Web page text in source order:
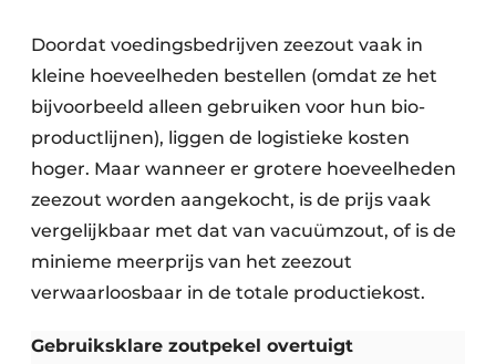
Doordat voedingsbedrijven zeezout vaak in
kleine hoeveelheden bestellen (omdat ze het
bijvoorbeeld alleen gebruiken voor hun bio-
productlijnen), liggen de logistieke kosten
hoger. Maar wanneer er grotere hoeveelheden
zeezout worden aangekocht, is de prijs vaak
vergelijkbaar met dat van vacuümzout, of is de
minieme meerprijs van het zeezout
verwaarloosbaar in de totale productiekost.
Gebruiksklare zoutpekel overtuigt